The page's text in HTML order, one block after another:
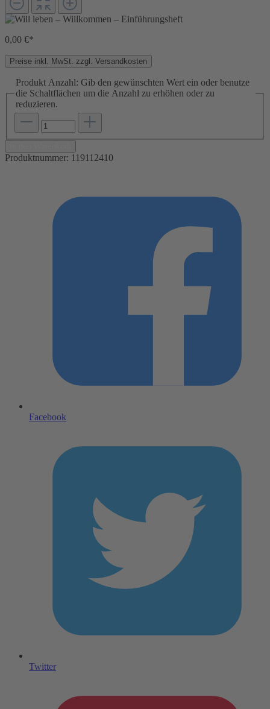
0,00 €*
Preise inkl. MwSt. zzgl. Versandkosten
Produkt Anzahl: Gib den gewünschten Wert ein oder benutze
die Schaltflächen um die Anzahl zu erhöhen oder zu
reduzieren.
Produktnummer: 119112410
Facebook
Twitter